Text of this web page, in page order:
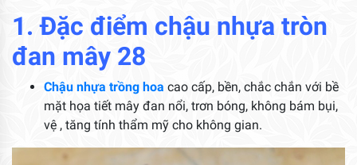
1. Đặc điểm chậu nhựa tròn
đan mây 28
Chậu nhựa trồng hoa cao cấp, bền, chắc chắn với bề
mặt họa tiết mây đan nổi, trơn bóng, không bám bụi,
vệ , tăng tính thẩm mỹ cho không gian.